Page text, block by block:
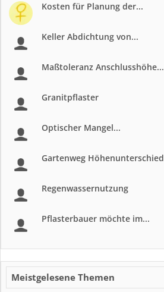
Kosten für Planung der...
Keller Abdichtung von...
Maßtoleranz Anschlusshöhe...
Granitpflaster
Optischer Mangel...
Gartenweg Höhenunterschied
Regenwassernutzung
Pflasterbauer möchte im...
Meistgelesene Themen